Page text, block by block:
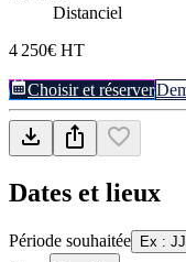
Distanciel
4 250€ HT
Choisir et réserver
Dates et lieux
Période souhaitée Ex :